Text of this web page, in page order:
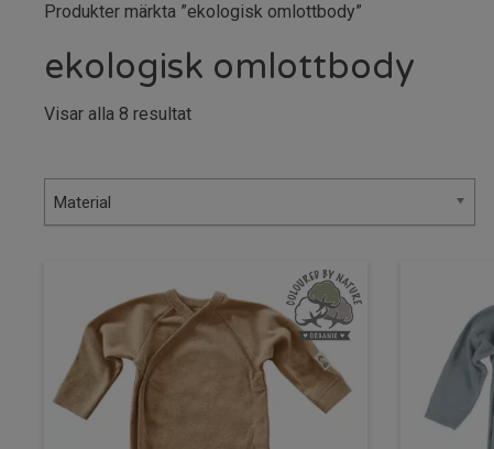
Produkter märkta ”ekologisk omlottbody”
ekologisk omlottbody
Visar alla 8 resultatSortera
Material